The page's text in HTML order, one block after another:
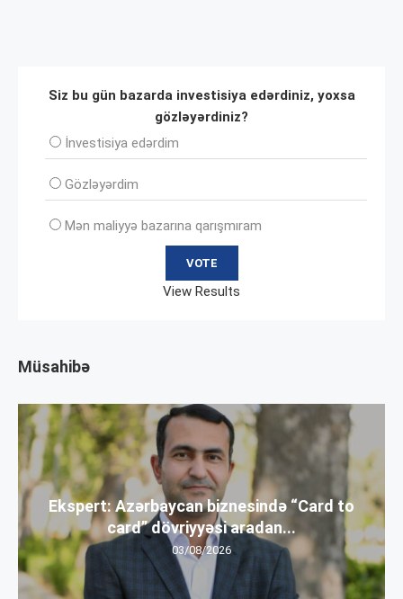
Siz bu gün bazarda investisiya edərdiniz, yoxsa
gözləyərdiniz?
İnvеstisiya edərdim
Gözləyərdim
Mən maliyyə bazarına qarışmıram
View Results
Müsahibə
Ekspert: Azərbaycan biznesində “Card to
card” dövriyyəsi aradan...
03/08/2026